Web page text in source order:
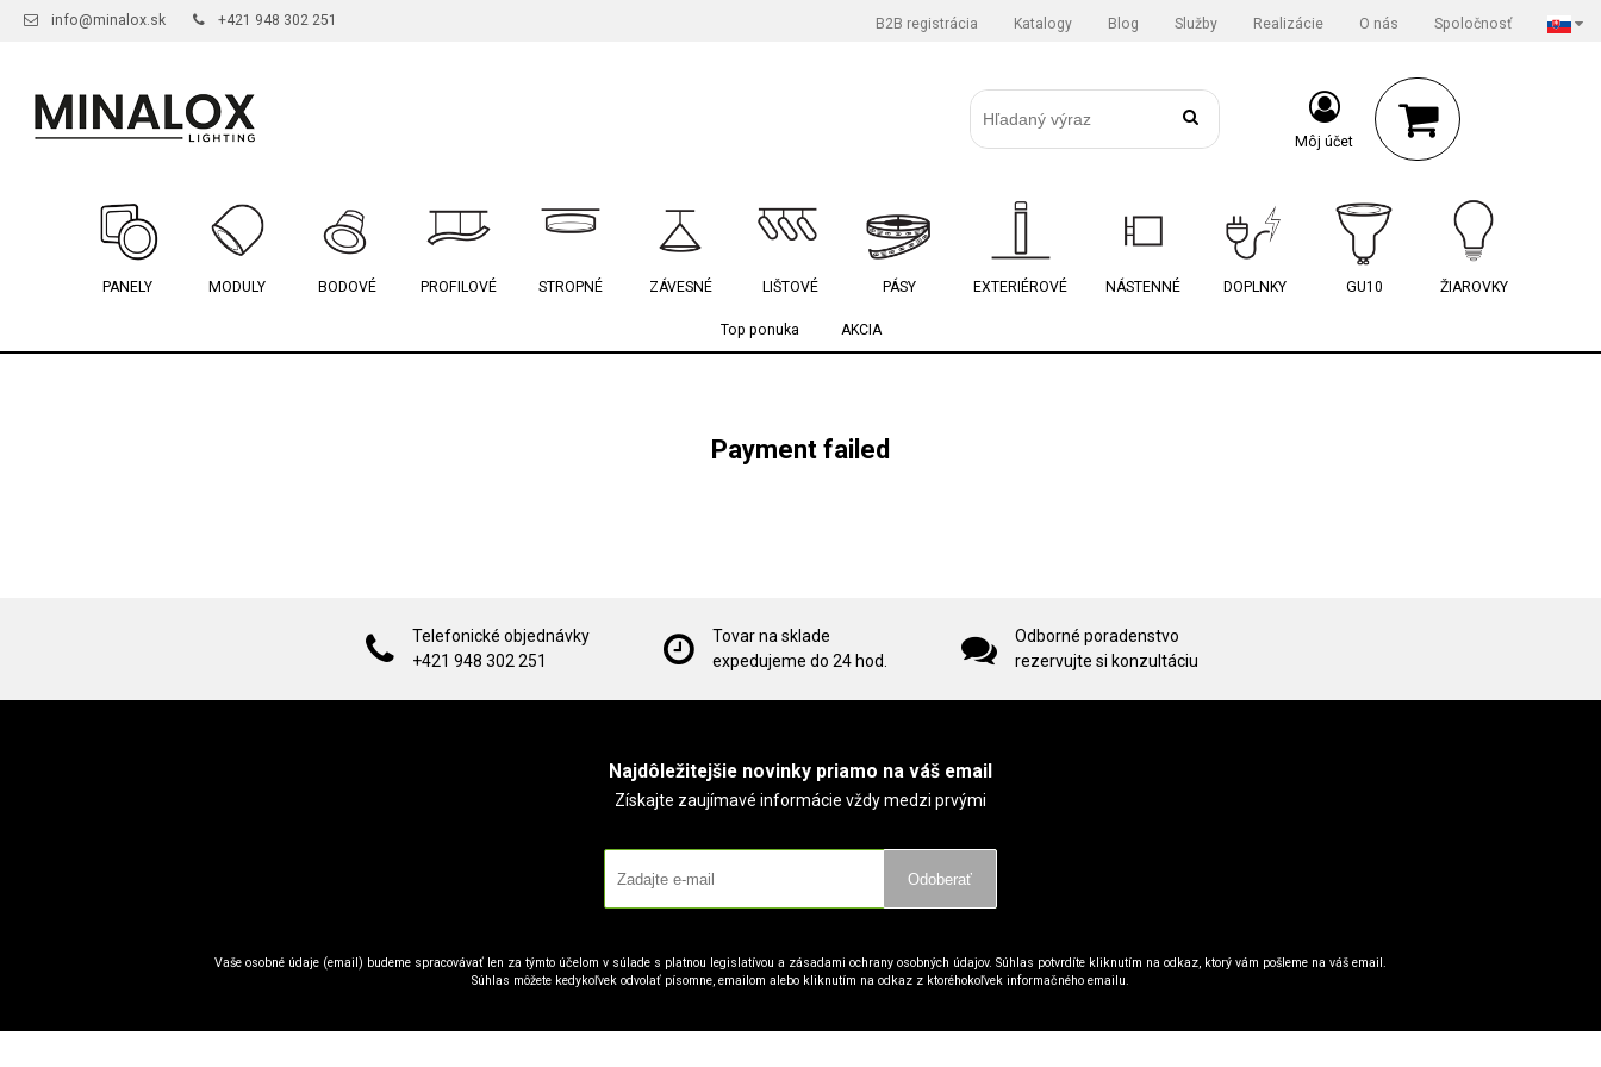
info@minalox.sk +421 948 302 251 B2B registrácia Katalogy Blog Služby Realizácie O nás Spoločnosť
Môj účet
PANELY MODULY BODOVÉ PROFILOVÉ STROPNÉ ZÁVESNÉ LIŠTOVÉ PÁSY EXTERIÉROVÉ NÁSTENNÉ DOPLNKY GU10 ŽIAROVKY
Top ponuka AKCIA
Payment failed
Telefonické objednávky
+421 948 302 251
Tovar na sklade
expedujeme do 24 hod.
Odborné poradenstvo
rezervujte si konzultáciu
Najdôležitejšie novinky priamo na váš email
Získajte zaujímavé informácie vždy medzi prvými
Odoberať
Vaše osobné údaje (email) budeme spracovávať len za týmto účelom v súlade s platnou legislatívou a zásadami ochrany osobných údajov. Súhlas potvrdíte kliknutím na odkaz, ktorý vám pošleme na váš email.
Súhlas môžete kedykoľvek odvolať písomne, emailom alebo kliknutím na odkaz z ktoréhokoľvek informačného emailu.